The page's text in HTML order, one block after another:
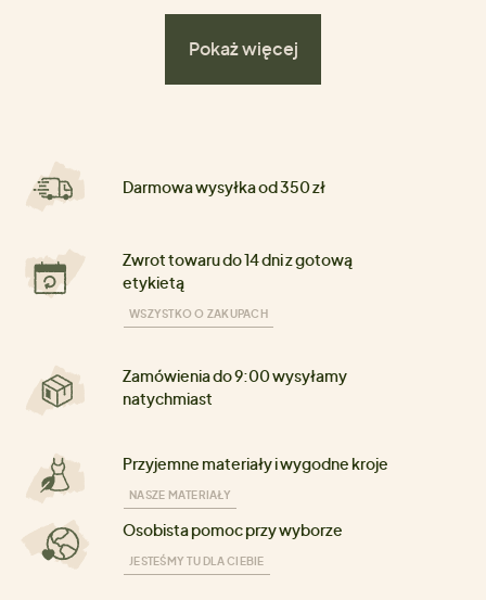
Pokaż więcej
Darmowa wysyłka od 350 zł
Zwrot towaru do 14 dni z gotową
etykietą
WSZYSTKO O ZAKUPACH
Zamówienia do 9:00 wysyłamy
natychmiast
Przyjemne materiały i wygodne kroje
NASZE MATERIAŁY
Osobista pomoc przy wyborze
JESTEŚMY TU DLA CIEBIE